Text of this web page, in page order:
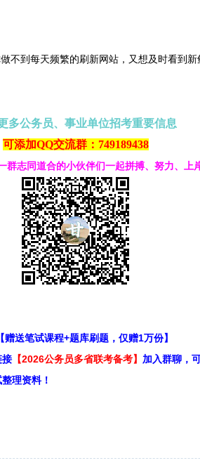
不到每天频繁的刷新网站，又想及时看到
多公务员、事业单位招考重要信息
可添加QQ交流群：749189438
群志同道合的小伙伴们一起拼搏、努力、上
【赠送笔试课程+题库刷题，仅赠1万份】
接 【2026公务员多省联考备考】 加入群聊，
理资料！